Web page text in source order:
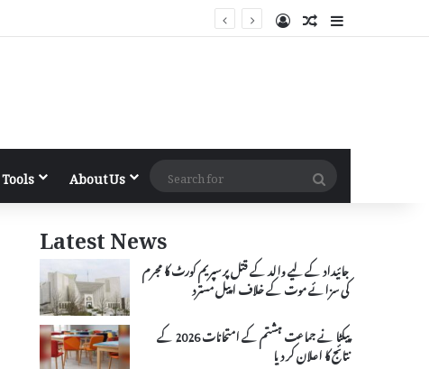
Log InRandom Article
Sidebar
Tools About Us
Search
for
Latest News
جائیداد کے لیے والد کے قتل پر سپریم کورٹ کا مجرم
کی سزائے موت کے خلاف اپیل مسترد
پیکٹا نے جماعت ہشتم کے امتحانات 2026 کے
نتائج کا اعلان کر دیا